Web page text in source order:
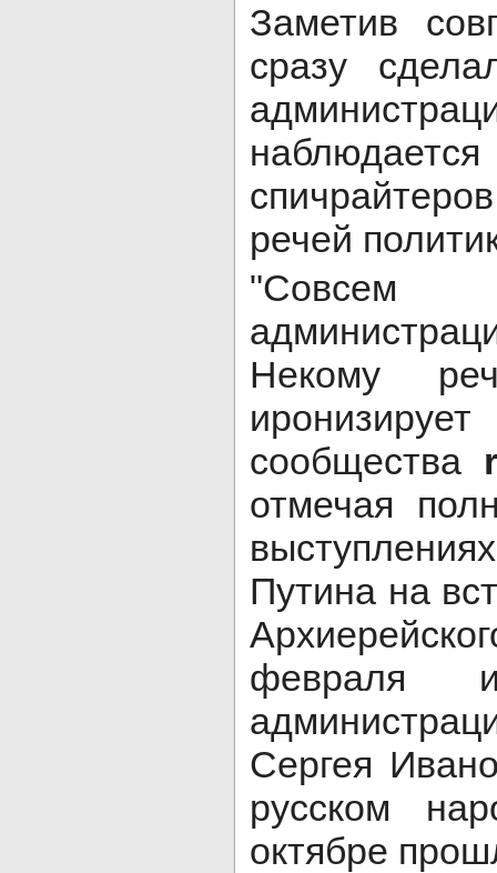
Заметив
сразу
речей
"Совсем
Некому
сообщества
отмечая
Путина на
февраля и
Сергея
русском
октябре